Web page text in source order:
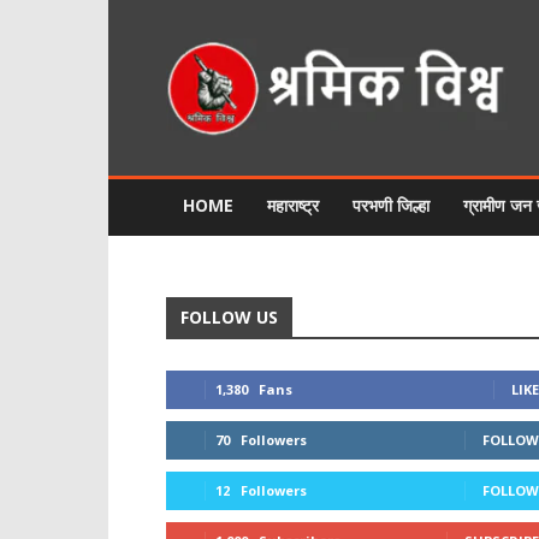
श्रमिक
विश्व
HOME महाराष्ट्र परभणी जिल्हा ग्रामीण जन
FOLLOW US
1,380 Fans LIKE
70 Followers FOLLOW
12 Followers FOLLOW